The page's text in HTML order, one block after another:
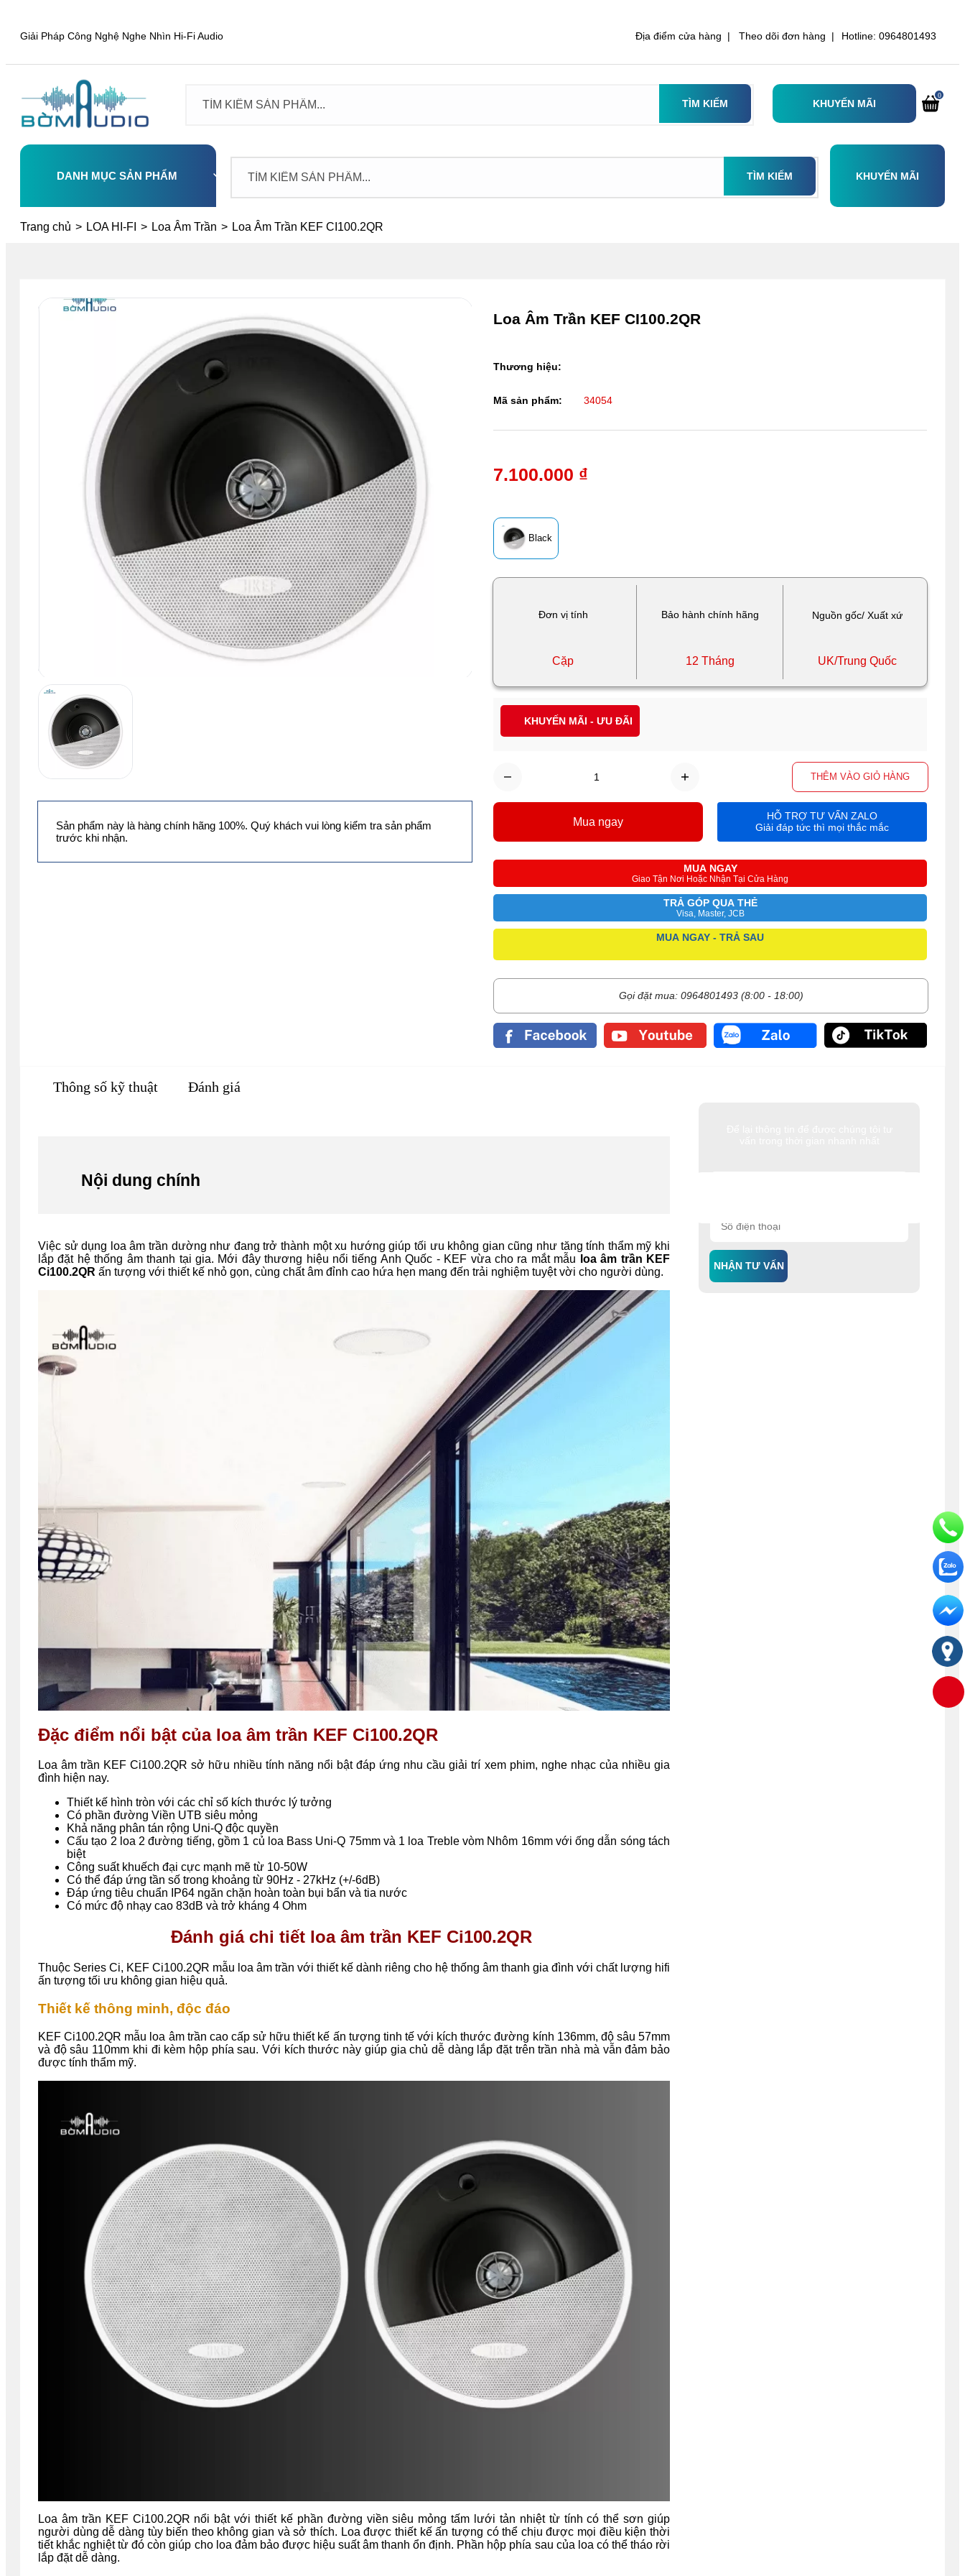
Giải Pháp Công Nghệ Nghe Nhìn Hi-Fi Audio Địa điểm cửa hàng | Theo dõi đơn hàng | Hotline: 0964801493
TÌM KIẾM KHUYẾN MÃI
0
DANH MỤC SẢN PHẨM
Select TÌM KIẾM KHUYẾN MÃI
Trang chủ > LOA HI-FI > Loa Âm Trần > Loa Âm Trần KEF CI100.2QR
Đơn vị tính Bảo hành chính hãng Nguồn gốc/ Xuất xứ
Cặp 12 Tháng UK/Trung Quốc
Loa Âm Trần KEF CI100.2QR
Black
THÊM VÀO GIỎ HÀNG
MUA NGAY
Giao Tận Nơi Hoặc Nhận Tại Cửa Hàng
TRẢ GÓP QUA THẺ
Visa, Master, JCB
MUA NGAY - TRẢ SAU
Gọi đặt mua: 0964801493 (8:00 - 18:00)
7.100.000 ₫
Thương hiệu:
Mã sản phẩm: 34054
Mua ngay
HỖ TRỢ TƯ VẤN ZALO
Giải đáp tức thì mọi thắc mắc
KHUYẾN MÃI - ƯU ĐÃI
Sản phẩm này là hàng chính hãng 100%. Quý khách vui lòng kiểm tra sản phẩm
trước khi nhận.
NHẬN TƯ VẤN
Thông số kỹ thuật Đánh giá
Nội dung chính
Việc sử dụng loa âm trần dường như đang trở thành một xu hướng giúp tối ưu không gian cũng như tăng tính thẩm mỹ khi
lắp đặt hệ thống âm thanh tại gia. Mới đây thương hiệu nổi tiếng Anh Quốc - KEF vừa cho ra mắt mẫu
loa âm trần KEF
Ci100.2QR ấn tượng với thiết kế nhỏ gọn, cùng chất âm đỉnh cao hứa hẹn mang đến trải nghiệm tuyệt vời cho người dùng.
Đặc điểm nổi bật của loa âm trần KEF Ci100.2QR
Loa âm trần KEF Ci100.2QR sở hữu nhiều tính năng nổi bật đáp ứng nhu cầu giải trí xem phim, nghe nhạc của nhiều gia
đình hiện nay.
Thiết kế hình tròn với các chỉ số kích thước lý tưởng
Có phần đường Viền UTB siêu mỏng
Khả năng phân tán rộng Uni-Q độc quyền
Cấu tạo 2 loa 2 đường tiếng, gồm 1 củ loa Bass Uni-Q 75mm và 1 loa Treble vòm Nhôm 16mm với ống dẫn sóng tách
biệt
Công suất khuếch đại cực mạnh mẽ từ 10-50W
Có thể đáp ứng tần số trong khoảng từ 90Hz - 27kHz (+/-6dB)
Đáp ứng tiêu chuẩn IP64 ngăn chặn hoàn toàn bụi bẩn và tia nước
Có mức độ nhạy cao 83dB và trở kháng 4 Ohm
Đánh giá chi tiết loa âm trần KEF Ci100.2QR
Thuộc Series Ci, KEF Ci100.2QR mẫu loa âm trần với thiết kế dành riêng cho hệ thống âm thanh gia đình với chất lượng hifi
ấn tượng tối ưu không gian hiệu quả.
Thiết kế thông minh, độc đáo
KEF Ci100.2QR mẫu loa âm trần cao cấp sử hữu thiết kế ấn tượng tinh tế với kích thước đường kính 136mm, độ sâu 57mm
và độ sâu 110mm khi đi kèm hộp phía sau. Với kích thước này giúp gia chủ dễ dàng lắp đặt trên trần nhà mà vẫn đảm bảo
được tính thẩm mỹ.
Loa âm trần KEF Ci100.2QR nổi bật với thiết kế phần đường viền siêu mỏng tấm lưới tản nhiệt từ tính có thể sơn giúp
người dùng dễ dàng tùy biến theo không gian và sở thích. Loa được thiết kế ấn tượng có thể chịu được mọi điều kiện thời
tiết khắc nghiệt từ đó còn giúp cho loa đảm bảo được hiệu suất âm thanh ổn định. Phần hộp phía sau của loa có thể tháo rời
lắp đặt dễ dàng.